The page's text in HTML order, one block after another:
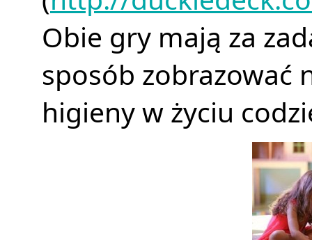
Obie gry mają za
sposób zobrazować
higieny w życiu